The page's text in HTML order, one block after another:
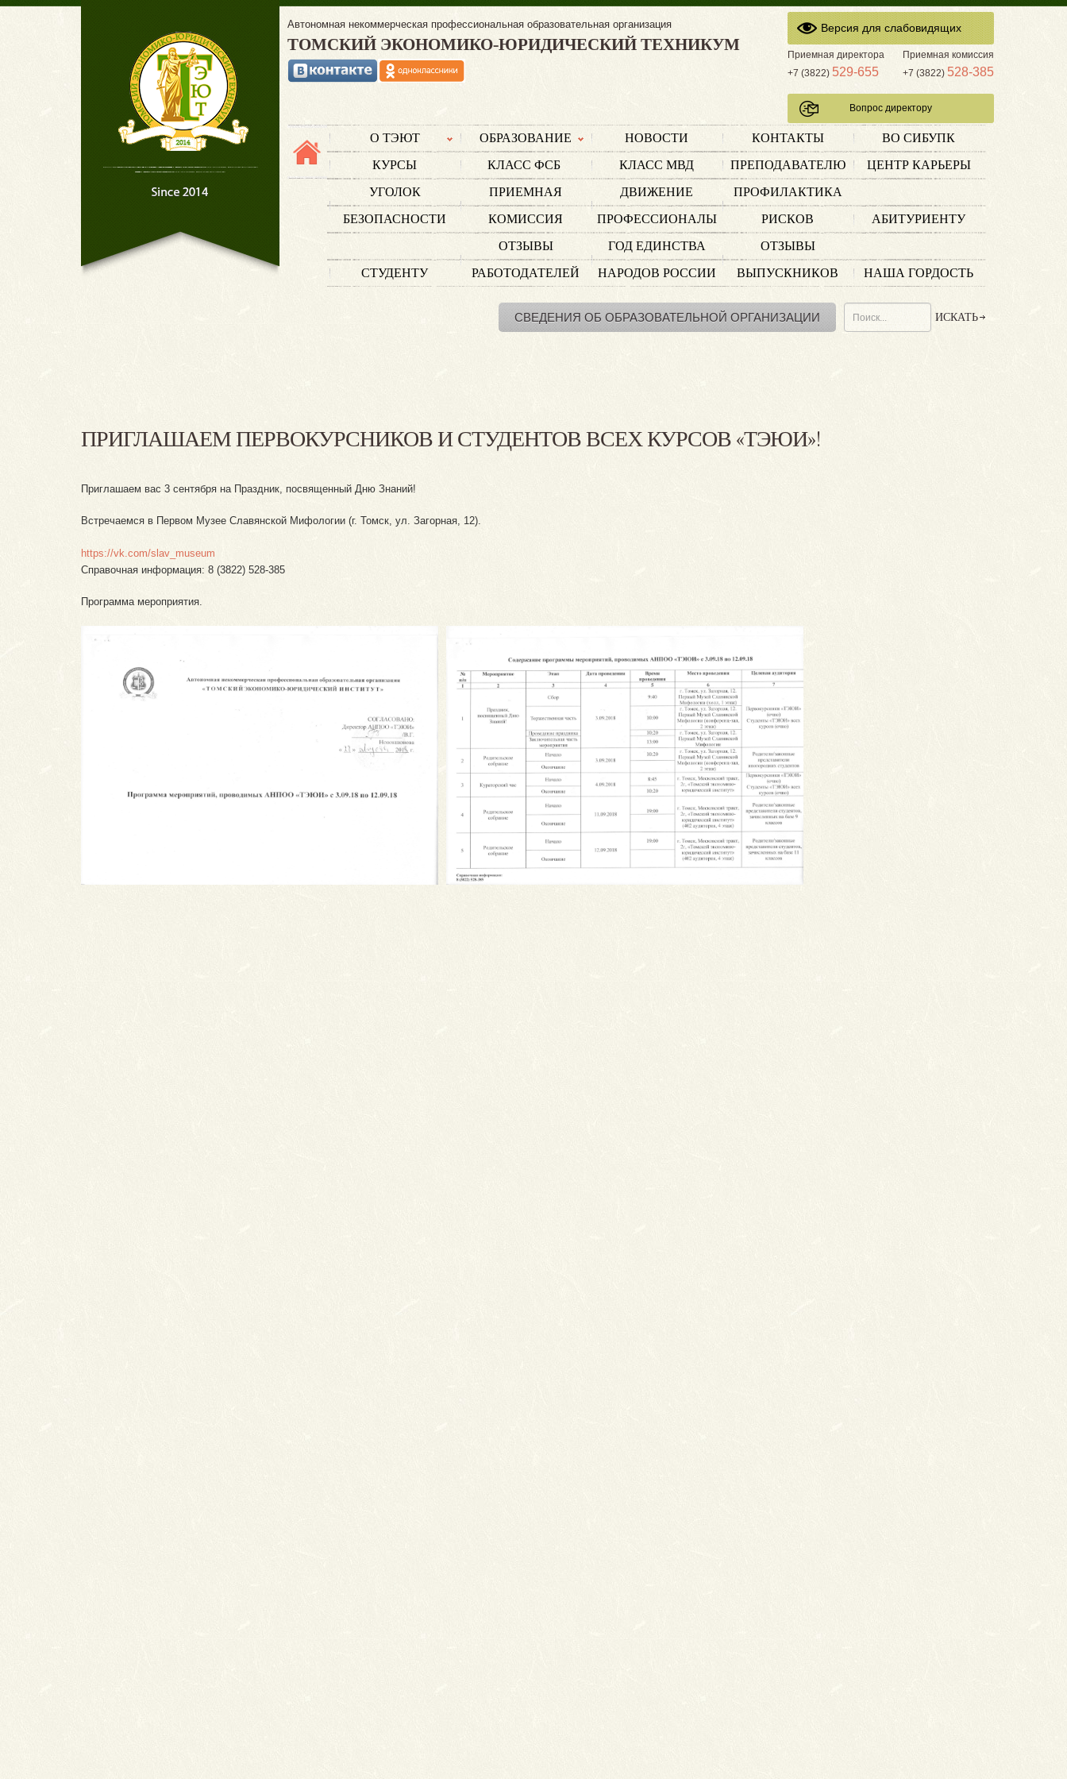
Автономная некоммерческая профессиональная образовательная организация
ТОМСКИЙ ЭКОНОМИКО-ЮРИДИЧЕСКИЙ ТЕХНИКУМ
Версия для слабовидящих
Приемная директора
Приемная комиссия
+7 (3822) 529-655 +7 (3822) 528-385
Вопрос директору
О ТЭЮТ ОБРАЗОВАНИЕ НОВОСТИ КОНТАКТЫ
ВО СИБУПК
КУРСЫ
КЛАСС ФСБ КЛАСС МВД ПРЕПОДАВАТЕЛЮ
ЦЕНТР КАРЬЕРЫ
УГОЛОК
БЕЗОПАСНОСТИ
ПРИЕМНАЯ
КОМИССИЯ
ДВИЖЕНИЕ
ПРОФЕССИОНАЛЫ
ПРОФИЛАКТИКА
РИСКОВ
АБИТУРИЕНТУ
СТУДЕНТУ
ОТЗЫВЫ
РАБОТОДАТЕЛЕЙ
ГОД ЕДИНСТВА
НАРОДОВ РОССИИ
ОТЗЫВЫ
ВЫПУСКНИКОВ
НАША ГОРДОСТЬ
СВЕДЕНИЯ ОБ ОБРАЗОВАТЕЛЬНОЙ ОРГАНИЗАЦИИ
ПРИГЛАШАЕМ ПЕРВОКУРСНИКОВ И СТУДЕНТОВ ВСЕХ КУРСОВ «ТЭЮИ»!
Приглашаем вас 3 сентября на Праздник, посвященный Дню Знаний!
Встречаемся в Первом Музее Славянской Мифологии (г. Томск, ул. Загорная, 12).
https://vk.com/slav_museum
Справочная информация: 8 (3822) 528-385
Программа мероприятия.